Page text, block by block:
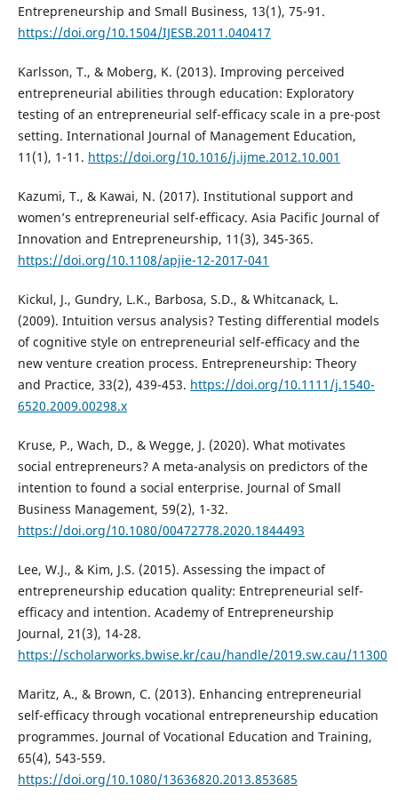
Entrepreneurship and Small Business, 13(1), 75-91.
https://doi.org/10.1504/IJESB.2011.040417
Karlsson, T., & Moberg, K. (2013). Improving perceived
entrepreneurial abilities through education: Exploratory
testing of an entrepreneurial self-efficacy scale in a pre-post
setting. International Journal of Management Education,
11(1), 1-11. https://doi.org/10.1016/j.ijme.2012.10.001
Kazumi, T., & Kawai, N. (2017). Institutional support and
women’s entrepreneurial self-efficacy. Asia Pacific Journal of
Innovation and Entrepreneurship, 11(3), 345-365.
https://doi.org/10.1108/apjie-12-2017-041
Kickul, J., Gundry, L.K., Barbosa, S.D., & Whitcanack, L.
(2009). Intuition versus analysis? Testing differential models
of cognitive style on entrepreneurial self-efficacy and the
new venture creation process. Entrepreneurship: Theory
and Practice, 33(2), 439-453. https://doi.org/10.1111/j.1540-
6520.2009.00298.x
Kruse, P., Wach, D., & Wegge, J. (2020). What motivates
social entrepreneurs? A meta-analysis on predictors of the
intention to found a social enterprise. Journal of Small
Business Management, 59(2), 1-32.
https://doi.org/10.1080/00472778.2020.1844493
Lee, W.J., & Kim, J.S. (2015). Assessing the impact of
entrepreneurship education quality: Entrepreneurial self-
efficacy and intention. Academy of Entrepreneurship
Journal, 21(3), 14-28.
https://scholarworks.bwise.kr/cau/handle/2019.sw.cau/11300
Maritz, A., & Brown, C. (2013). Enhancing entrepreneurial
self-efficacy through vocational entrepreneurship education
programmes. Journal of Vocational Education and Training,
65(4), 543-559.
https://doi.org/10.1080/13636820.2013.853685